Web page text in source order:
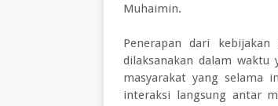
Muhaimin.
Penerapan dari
dilaksanakan dalam
masyarakat yang selama
interaksi langsung antar